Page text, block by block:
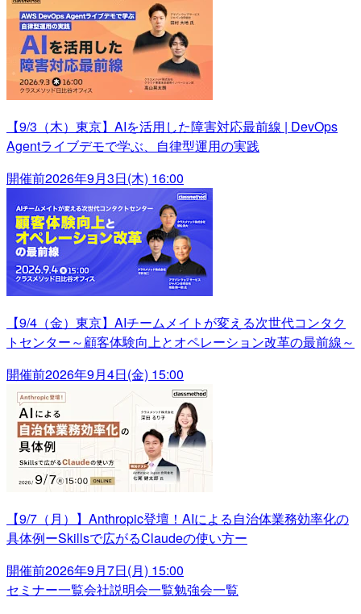
【9/3（木）東京】AIを活用した障害対応最前線 | DevOps
Agentライブデモで学ぶ、自律型運用の実践
開催前2026年9月3日(木) 16:00
【9/4（金）東京】AIチームメイトが変える次世代コンタク
トセンター～顧客体験向上とオペレーション改革の最前線～
開催前2026年9月4日(金) 15:00
【9/7（月）】Anthropic登壇！AIによる自治体業務効率化の
具体例ーSkillsで広がるClaudeの使い方ー
開催前2026年9月7日(月) 15:00
セミナー一覧会社説明会一覧勉強会一覧